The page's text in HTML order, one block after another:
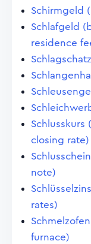
Schirmgeld
Schlafgeld
residence
Schlusskurs
closing rate)
note)
rates)
furnace)